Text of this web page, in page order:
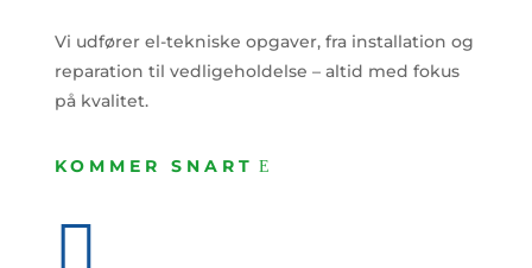
Vi udfører el-tekniske opgaver, fra installation og
reparation til vedligeholdelse – altid med fokus
på kvalitet.
KOMMER SNART
